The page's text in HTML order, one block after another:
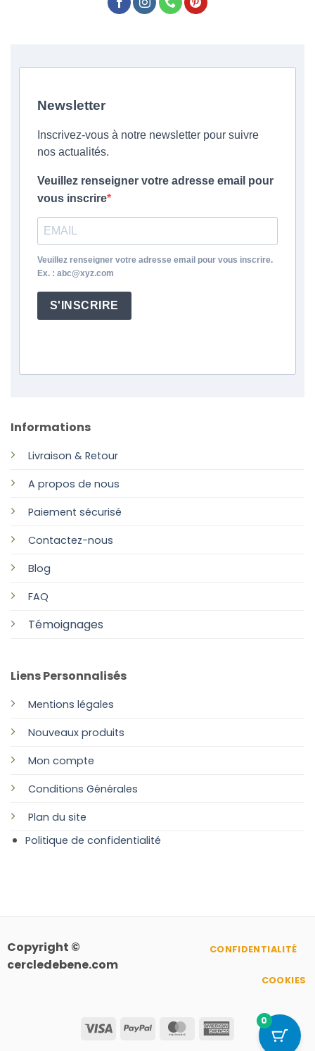
Informations
Livraison & Retour
A propos de nous
Paiement sécurisé
Contactez-nous
Blog
FAQ
Témoignages
Liens Personnalisés
Mentions légales
Nouveaux produits
Mon compte
Conditions Générales
Plan du site
Politique de confidentialité
Newsletter
Inscrivez-vous à notre newsletter pour suivre
nos actualités.
Veuillez renseigner votre adresse email pour
vous inscrire
Veuillez renseigner votre adresse email pour vous inscrire.
Ex. : abc@xyz.com
S'INSCRIRE
Copyright ©
cercledebene.com
Visa PayPal MasterCardAmerican
Express
CONFIDENTIALITÉ
COOKIES
0